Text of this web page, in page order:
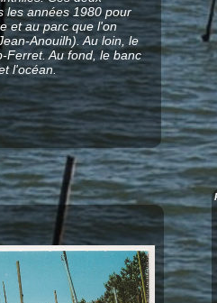
les années 1980 pour
et au parc que l'on
Anouilh). Au loin, le
Ferret. Au fond, le banc
l'océan.